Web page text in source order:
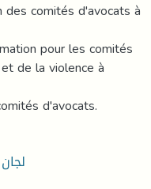
comités d'avocats à
pour les comités
de la violence à
d'avocats.